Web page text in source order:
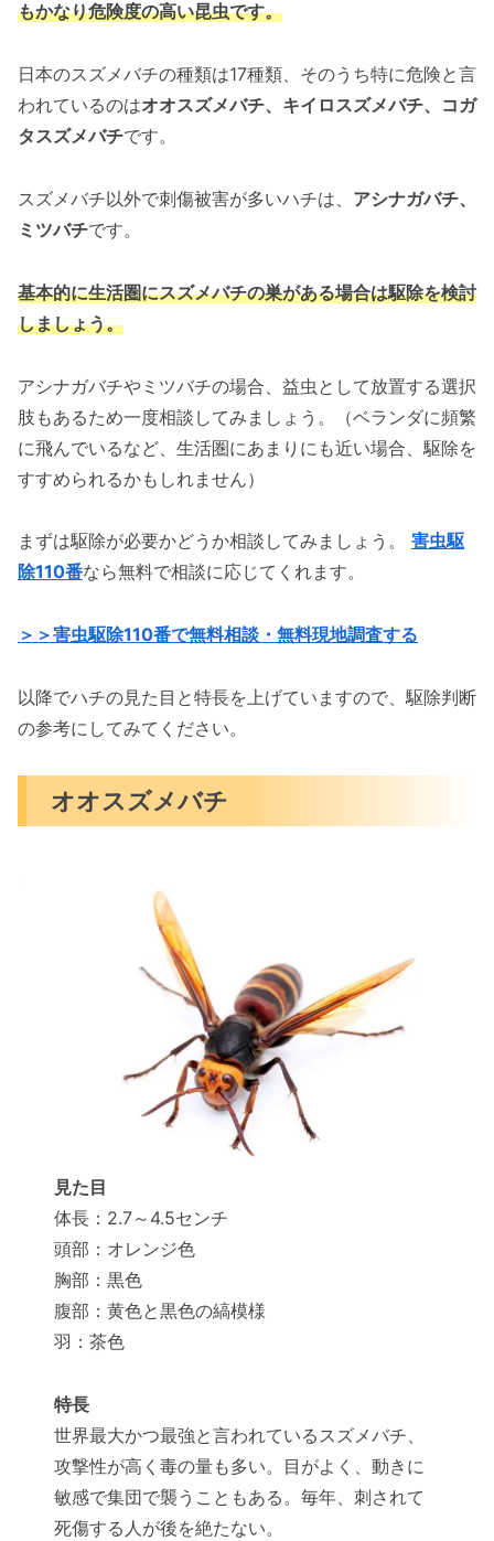
もかなり危険度の高い昆虫です。
日本のスズメバチの種類は17種類、そのうち特に危険と言
われているのはオオスズメバチ、キイロスズメバチ、コガ
タスズメバチです。
スズメバチ以外で刺傷被害が多いハチは、 アシナガバチ、
ミツバチです。
基本的に生活圏にスズメバチの巣がある場合は駆除を検討
しましょう。
アシナガバチやミツバチの場合、益虫として放置する選択
肢もあるため一度相談してみましょう。（ベランダに頻繁
に飛んでいるなど、生活圏にあまりにも近い場合、駆除を
すすめられるかもしれません）
まずは駆除が必要かどうか相談してみましょう。 害虫駆
除110番なら無料で相談に応じてくれます。
＞＞害虫駆除110番で無料相談・無料現地調査する
以降でハチの見た目と特長を上げていますので、駆除判断
の参考にしてみてください。
オオスズメバチ
見た目
体長：2.7～4.5センチ
頭部：オレンジ色
胸部：黒色
腹部：黄色と黒色の縞模様
羽：茶色
特長
世界最大かつ最強と言われているスズメバチ、
攻撃性が高く毒の量も多い。目がよく、動きに
敏感で集団で襲うこともある。毎年、刺されて
死傷する人が後を絶たない。